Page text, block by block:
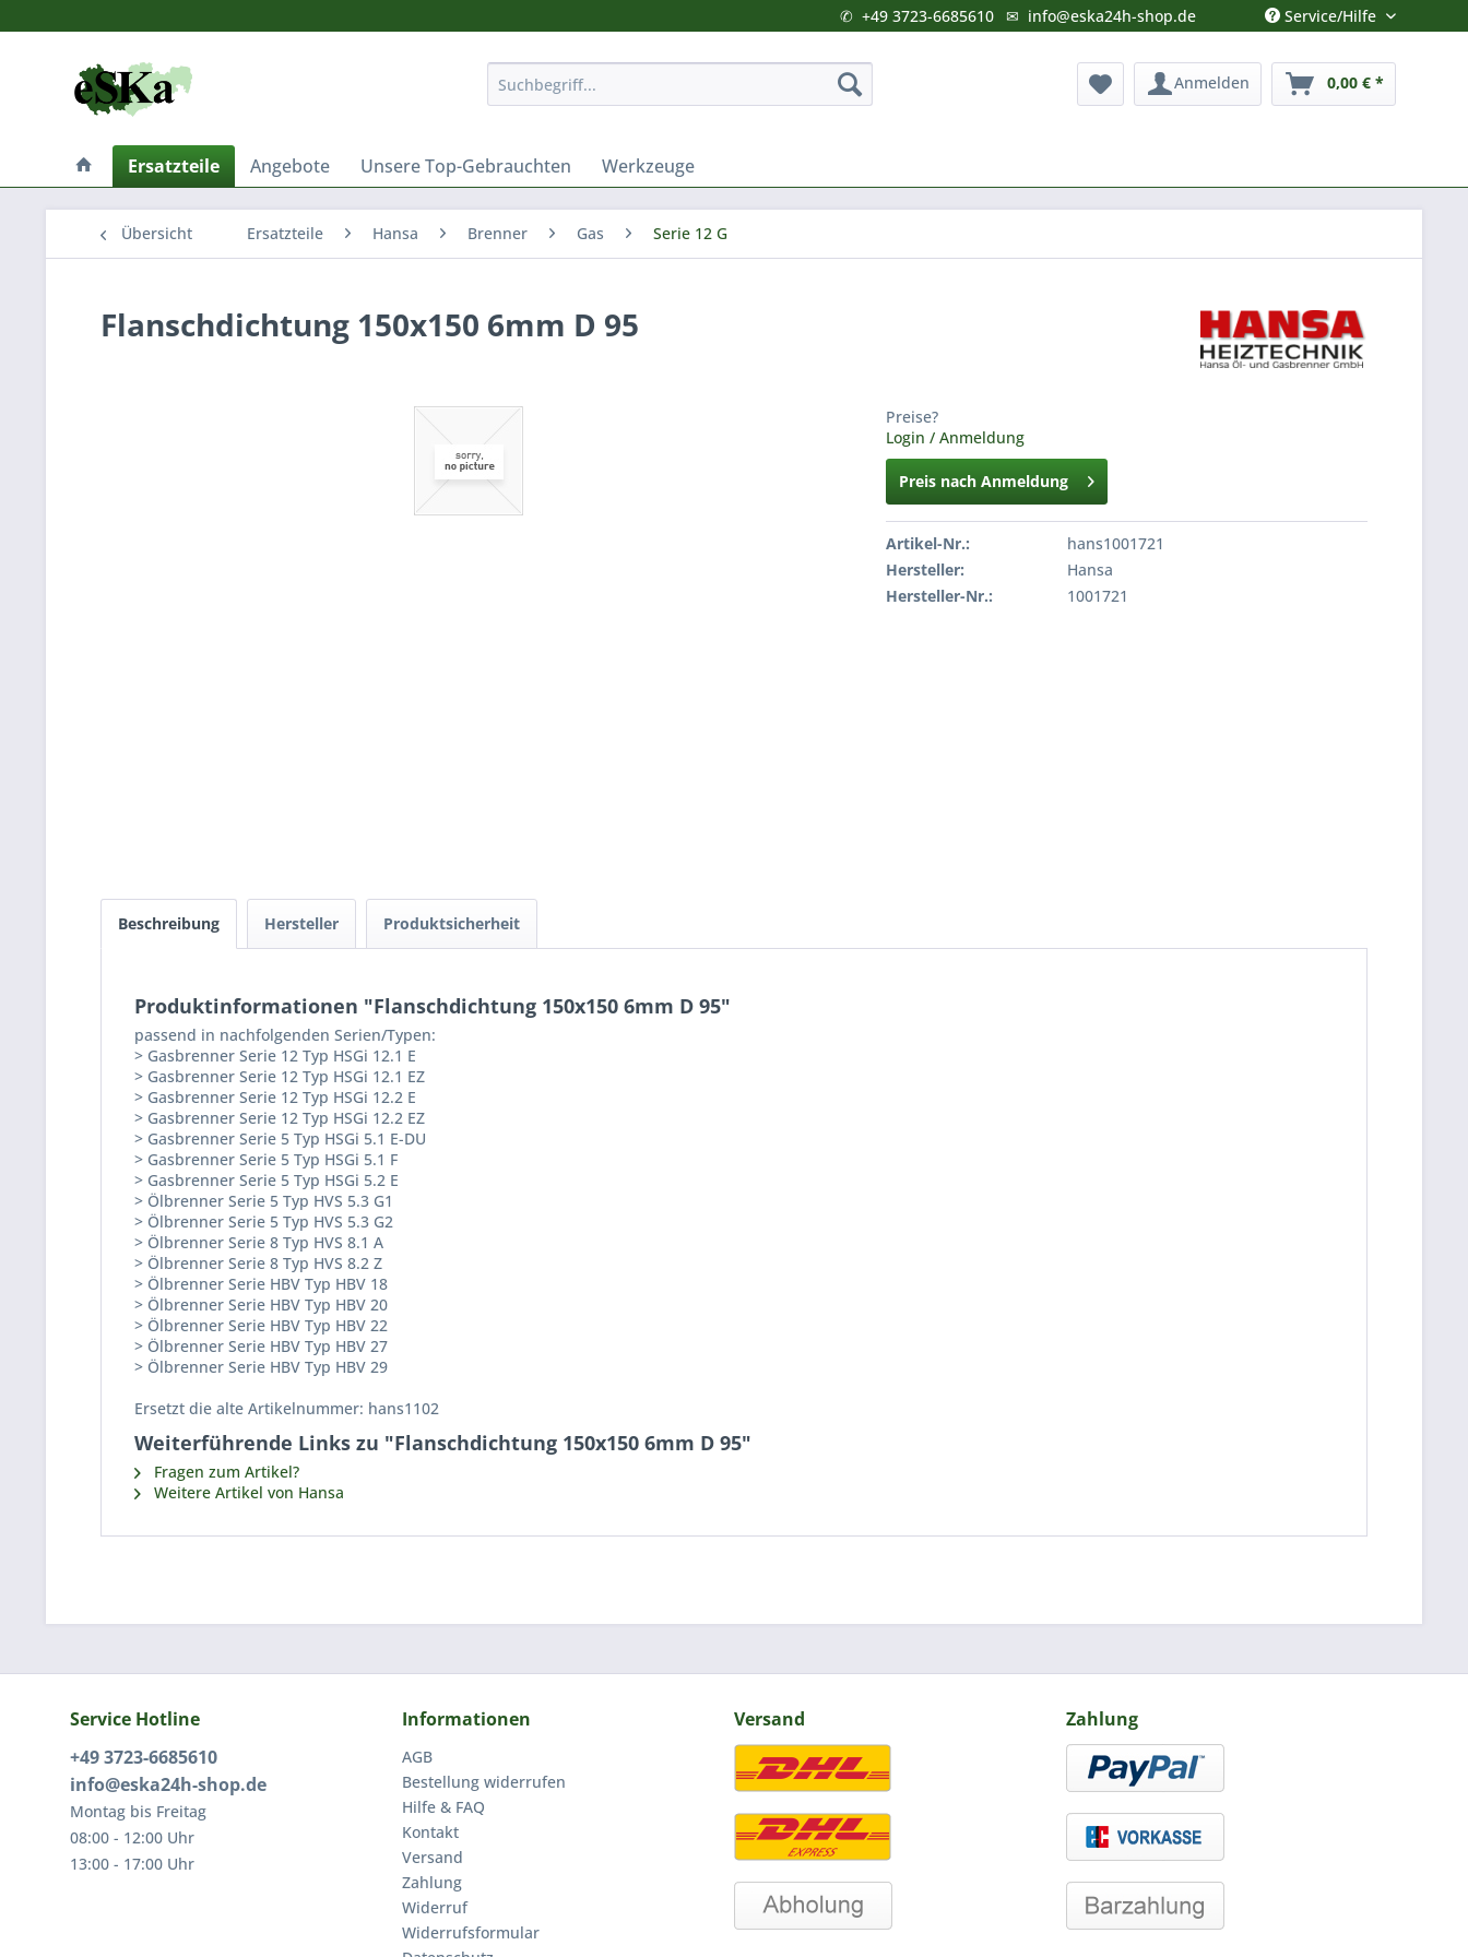
Service/Hilfe
✉ info@eska24h-shop.de
✆ +49 3723-6685610
Anmelden 0,00 € *
Ersatzteile Angebote Unsere Top-Gebrauchten Werkzeuge
Übersicht Ersatzteile Hansa Brenner Gas Serie 12 G
Flanschdichtung 150x150 6mm D 95
Preise?
Login / Anmeldung
Preis nach Anmeldung
Artikel-Nr.:
hans1001721
Hersteller:
Hansa
Hersteller-Nr.:
1001721
Beschreibung Hersteller Produktsicherheit
Produktinformationen "Flanschdichtung 150x150 6mm D 95"
passend in nachfolgenden Serien/Typen:
> Gasbrenner Serie 12 Typ HSGi 12.1 E
> Gasbrenner Serie 12 Typ HSGi 12.1 EZ
> Gasbrenner Serie 12 Typ HSGi 12.2 E
> Gasbrenner Serie 12 Typ HSGi 12.2 EZ
> Gasbrenner Serie 5 Typ HSGi 5.1 E-DU
> Gasbrenner Serie 5 Typ HSGi 5.1 F
> Gasbrenner Serie 5 Typ HSGi 5.2 E
> Ölbrenner Serie 5 Typ HVS 5.3 G1
> Ölbrenner Serie 5 Typ HVS 5.3 G2
> Ölbrenner Serie 8 Typ HVS 8.1 A
> Ölbrenner Serie 8 Typ HVS 8.2 Z
> Ölbrenner Serie HBV Typ HBV 18
> Ölbrenner Serie HBV Typ HBV 20
> Ölbrenner Serie HBV Typ HBV 22
> Ölbrenner Serie HBV Typ HBV 27
> Ölbrenner Serie HBV Typ HBV 29
Ersetzt die alte Artikelnummer: hans1102
Weiterführende Links zu "Flanschdichtung 150x150 6mm D 95"
Fragen zum Artikel?
Weitere Artikel von Hansa
Service Hotline
+49 3723-6685610
info@eska24h-shop.de
Montag bis Freitag
08:00 - 12:00 Uhr
13:00 - 17:00 Uhr
Informationen
AGB
Bestellung widerrufen
Hilfe & FAQ
Kontakt
Versand
Zahlung
Widerruf
Widerrufsformular
Versand Zahlung